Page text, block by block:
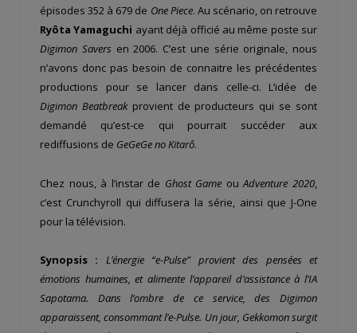
épisodes 352 à 679 de One Piece. Au scénario, on retrouve
Ryôta Yamaguchi ayant déjà officié au même poste sur
Digimon Savers en 2006. C’est une série originale, nous
n’avons donc pas besoin de connaitre les précédentes
productions pour se lancer dans celle-ci. L’idée de
Digimon Beatbreakprovient de producteurs qui se sont
demandé qu’est-ce qui pourrait succéder aux
rediffusions de GeGeGe no Kitarô.
Chez nous, à l’instar de Ghost Game ouAdventure 2020
c’est Crunchyroll qui diffusera la série, ainsi que J-One
pour la télévision.
Synopsis :
L’énergie “e-Pulse” provient des pensées et
émotions humaines, et alimente l’appareil d’assistance à l’IA
Sapotama. Dans l’ombre de ce service, des Digimon
apparaissent, consommant l’e-Pulse. Un jour, Gekkomon surgit